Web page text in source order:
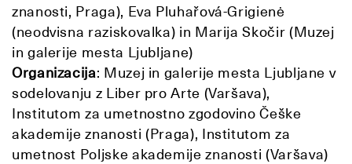
znanosti, Praga), Eva Pluhařová-Grigienė
(neodvisna raziskovalka) in Marija Skočir (Muzej
in galerije mesta Ljubljane)
Organizacija: Muzej in galerije mesta Ljubljane v
sodelovanju z Liber pro Arte (Varšava),
Institutom za umetnostno zgodovino Češke
akademije znanosti (Praga), Institutom za
umetnost Poljske akademije znanosti (Varšava)